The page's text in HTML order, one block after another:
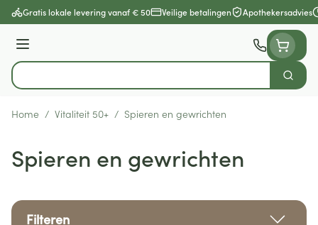
Ga naar de inhoud
Gratis lokale levering vanaf € 50 Veilige betalingen Apothekersadvies
Menu
Product, merk, categorie...
Zoek
Home / Vitaliteit 50+ / Spieren en gewrichten
Spieren en gewrichten
Filteren